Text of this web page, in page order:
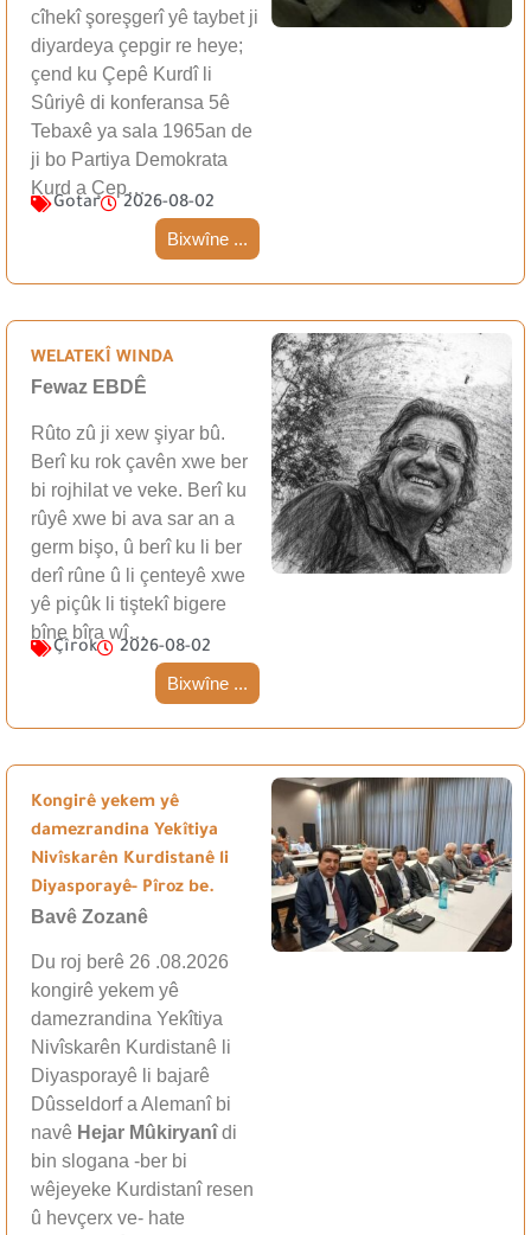
cîhekî şoreşgerî yê taybet ji
diyardeya çepgir re heye;
çend ku Çepê Kurdî li
Sûriyê di konferansa 5ê
Tebaxê ya sala 1965an de
ji bo Partiya Demokrata
Kurd a Çep…
Gotar 2026-08-02
Bixwîne ...
WELATEKÎ WINDA
Fewaz EBDÊ
Rûto zû ji xew şiyar bû.
Berî ku rok çavên xwe ber
bi rojhilat ve veke. Berî ku
rûyê xwe bi ava sar an a
germ bişo, û berî ku li ber
derî rûne û li çenteyê xwe
yê piçûk li tiştekî bigere
bîne bîra wî…
Çîrok 2026-08-02
Bixwîne ...
Kongirê yekem yê
damezrandina Yekîtiya
Nivîskarên Kurdistanê li
Diyasporayê- Pîroz be.
Bavê Zozanê
Du roj berê 26 .08.2026
kongirê yekem yê
damezrandina Yekîtiya
Nivîskarên Kurdistanê li
Diyasporayê li bajarê
Dûsseldorf a Alemanî bi
navê Hejar Mûkiryanîdi
bin slogana -ber bi
wêjeyeke Kurdistanî resen
û hevçerx ve- hate